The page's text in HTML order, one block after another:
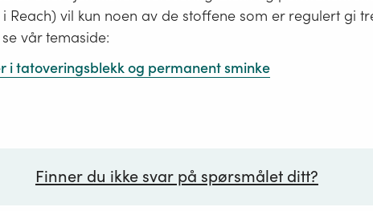
i Reach) vil kun noen av de stoffene som er regulert gi
vår temaside:
i tatoveringsblekk og permanent sminke
Finner du ikke svar på spørsmålet ditt?